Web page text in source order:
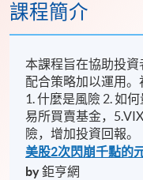
課程簡介
本課程旨在協助投
配合策略加以運用。
1. 什麼是風險 2. 如
易所買賣基金，
險，增加投資回報。
美股2次閃崩千點的
by鉅亨網​